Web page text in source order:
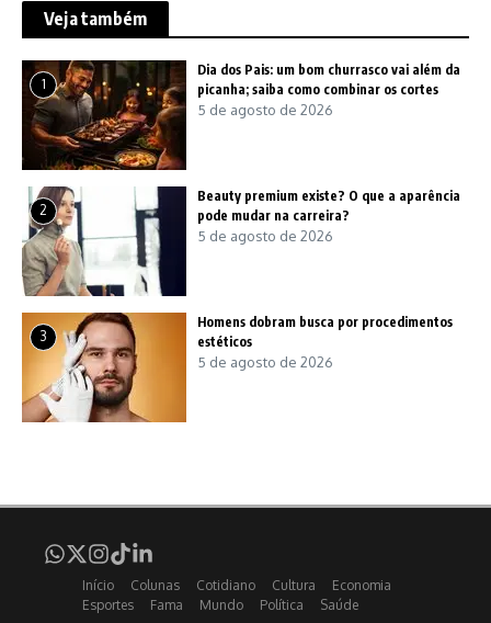
Veja também
1
Dia dos Pais: um bom churrasco vai além da
picanha; saiba como combinar os cortes
5 de agosto de 2026
2
Beauty premium existe? O que a aparência
pode mudar na carreira?
5 de agosto de 2026
3
Homens dobram busca por procedimentos
estéticos
5 de agosto de 2026
Início Colunas Cotidiano Cultura
Economia
Esportes
Fama Mundo Política Saúde